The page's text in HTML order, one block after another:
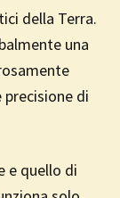
della Terra.
una
di
e quello di